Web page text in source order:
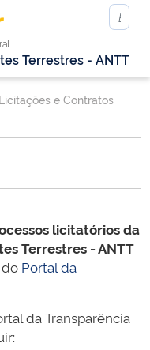
Terrestres - ANTT
Licitações e Contratos
licitatórios da
Terrestres - ANTT
Portal da
da Transparência